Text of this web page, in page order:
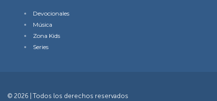
Devocionales
Música
Zona Kids
Series
© 2026 | Todos los derechos reservados